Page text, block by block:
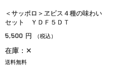
＜サッポロ＞ヱビス４種の味わい
セット ＹＤＦ５ＤＴ
5,500 円 （税込）
在庫：✕
送料無料